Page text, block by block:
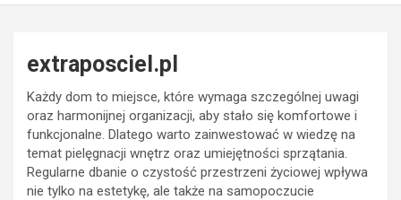
extraposciel.pl
Każdy dom to miejsce, które wymaga szczególnej uwagi
oraz harmonijnej organizacji, aby stało się komfortowe i
funkcjonalne. Dlatego warto zainwestować w wiedzę na
temat pielęgnacji wnętrz oraz umiejętności sprzątania.
Regularne dbanie o czystość przestrzeni życiowej wpływa
nie tylko na estetykę, ale także na samopoczucie